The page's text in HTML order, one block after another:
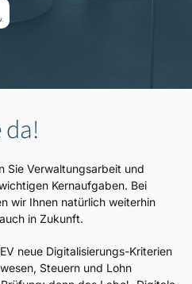
Sie Verwaltungsarbeit und
Kernaufgaben. Bei
wir Ihnen natürlich weiterhin
in Zukunft.
neue Digitalisierungs-Kriterien
Steuern und Lohn